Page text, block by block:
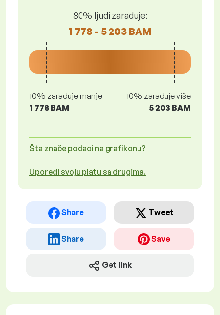
80% ljudi zarađuje:
1 778 - 5 203 BAM
10% zarađuje manje
1 778 BAM
10% zarađuje više
5 203 BAM
Šta znače podaci na grafikonu?
Uporedi svoju platu sa drugima.
Share Tweet
Share Save
Get link